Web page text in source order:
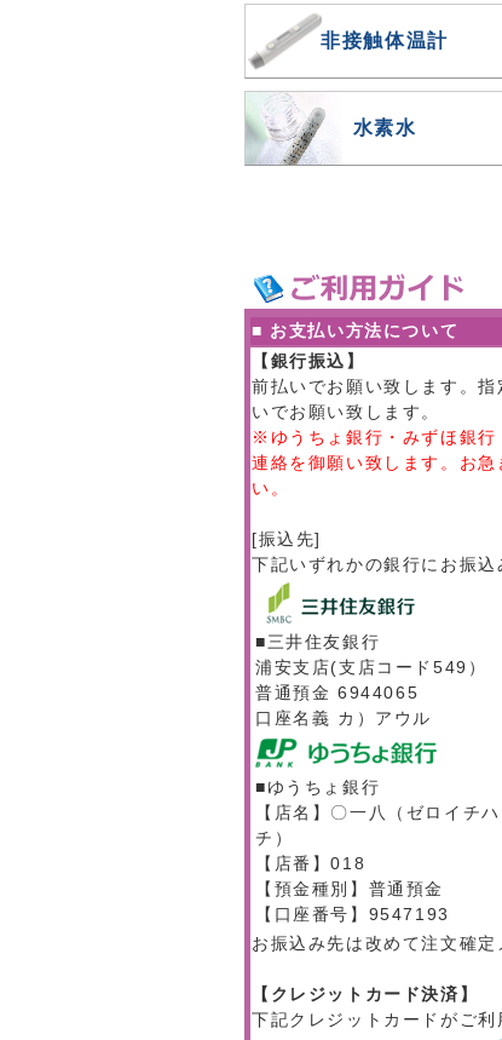
非接触体温計
水素水
■ お支払い方法について
【銀行振込】
前払いでお願い致します。
いでお願い致します。
※ゆうちょ銀行・みずほ銀行
連絡を御願い致します。お
い。
[振込先]
下記いずれかの銀行にお振込
■三井住友銀行
浦安支店(支店コード549）
普通預金 6944065
口座名義 カ）アウル
■ゆうちょ銀行
【店名】〇一八（ゼロイチハ
チ）
【店番】018
【預金種別】普通預金
【口座番号】9547193
お振込み先は改めて注文確定
【クレジットカード決済】
下記クレジットカードがご利